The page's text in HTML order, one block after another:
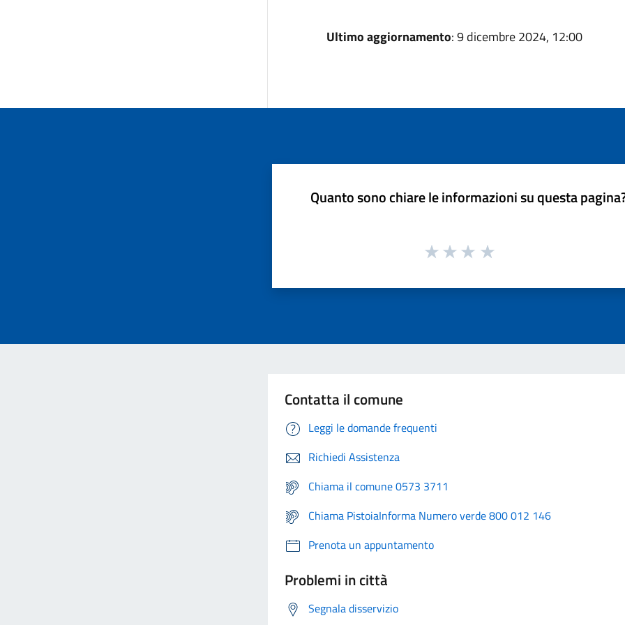
Ultimo aggiornamento: 9 dicembre 2024, 12:00
Quanto sono chiare le informazioni su questa
Contatta il comune
Leggi le domande frequenti
Richiedi Assistenza
Chiama il comune 0573 3711
Chiama PistoiaInforma Numero verde 800 012 146
Prenota un appuntamento
Problemi in città
Segnala disservizio